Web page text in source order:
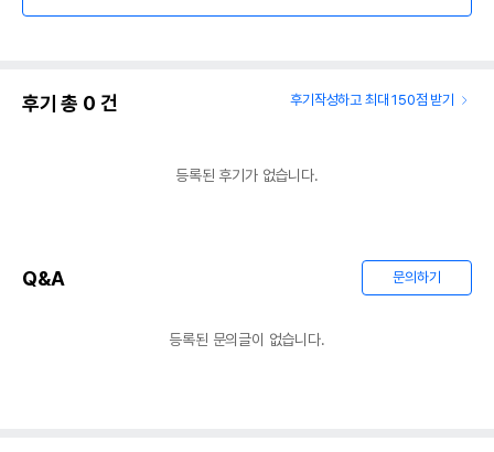
후기 총 0 건 후기작성하고 최대 150점 받기
등록된 후기가 없습니다.
Q&A 문의하기
등록된 문의글이 없습니다.